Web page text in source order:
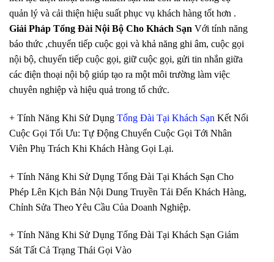
quản lý và cải thiện hiệu suất phục vụ khách hàng tốt hơn .
Giải Pháp Tổng Đài Nội Bộ Cho Khách Sạn Với tính năng
báo thức ,chuyển tiếp cuộc gọi và khả năng ghi âm, cuộc gọi
nội bộ, chuyển tiếp cuộc gọi, giữ cuộc gọi, gửi tin nhắn giữa
các điện thoại nội bộ giúp tạo ra một môi trường làm việc
chuyên nghiệp và hiệu quả trong tổ chức.
+ Tính Năng Khi Sử Dụng Tổng Đài Tại Khách Sạn Kết Nối
Cuộc Gọi Tối Ưu: Tự Động Chuyển Cuộc Gọi Tới Nhân
Viên Phụ Trách Khi Khách Hàng Gọi Lại.
+ Tính Năng Khi Sử Dụng Tổng Đài Tại Khách Sạn Cho
Phép Lên Kịch Bản Nội Dung Truyền Tải Đến Khách Hàng,
Chỉnh Sửa Theo Yêu Cầu Của Doanh Nghiệp.
+ Tính Năng Khi Sử Dụng Tổng Đài Tại Khách Sạn Giám
Sát Tất Cả Trạng Thái Gọi Vào